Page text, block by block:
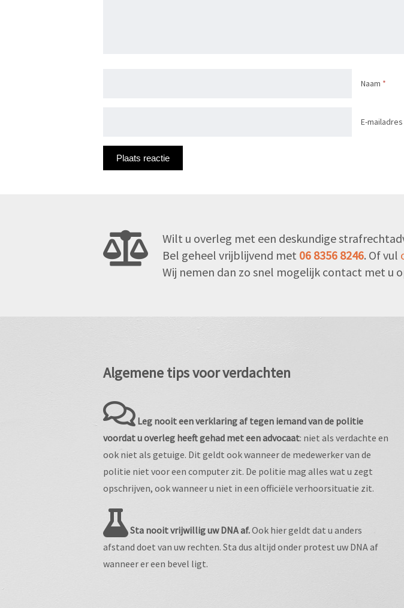
Naam *
E-mailadres
Wilt u overleg met een deskundige
Bel geheel vrijblijvend met 06 8356 8246. Of vul
Wij nemen dan zo snel mogelijk contact met u
Algemene tips voor verdachten
Leg nooit een verklaring af tegen iemand van de politie
voordat u overleg heeft gehad met een advocaat: niet als verdachte en
ook niet als getuige. Dit geldt ook wanneer de medewerker van de
politie niet voor een computer zit. De politie mag alles wat u zegt
opschrijven, ook wanneer u niet in een officiële verhoorsituatie zit.
Sta nooit vrijwillig uw DNA af.Ook hier geldt dat u anders
afstand doet van uw rechten. Sta dus altijd onder protest uw DNA af
wanneer er een bevel ligt.